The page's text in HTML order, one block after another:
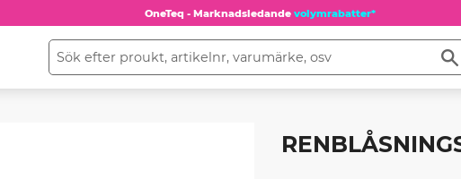
OneTeq - Marknadsledande volymrabatter*